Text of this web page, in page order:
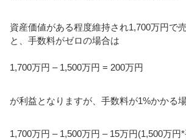
資産価値がある程度維持され1,700万円で
と、手数料がゼロの場合は
1,700万円 – 1,500万円 = 200万円
が利益となりますが、手数料が1%かかる場
1,700万円 – 1,500万円 – 15万円(1,500万円